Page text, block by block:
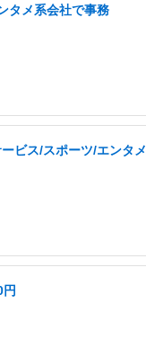
タメ系会社で事務
ビス/スポーツ/エンタメ